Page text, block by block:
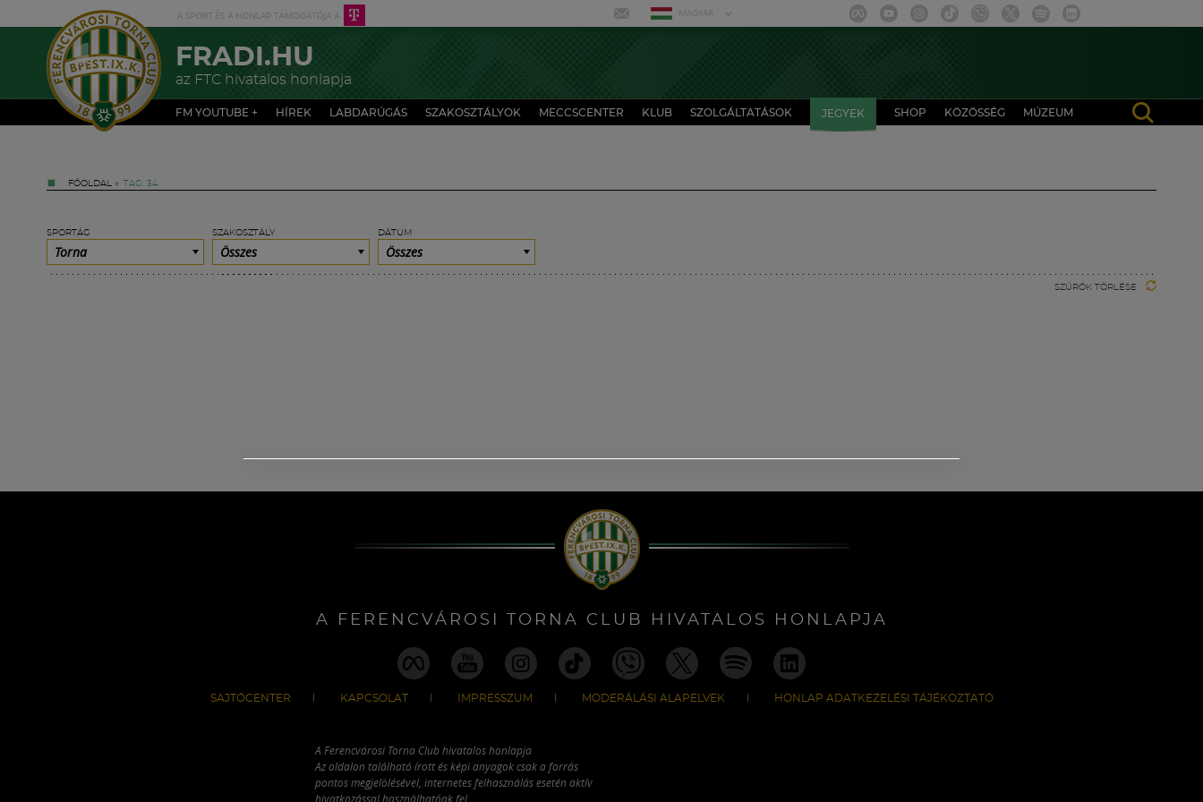
MAGYAR
FRADI.HU
az FTC hivatalos honlapja
FM YOUTUBE + HÍREK LABDARÚGÁS SZAKOSZTÁLYOK MECCSCENTER KLUB SZOLGÁLTATÁSOK JEGYEK SHOP KÖZÖSSÉG MÚZEUM
FŐOLDAL » TAG: 34
SPORTÁG
Torna
SZAKOSZTÁLY
Összes
DÁTUM
Összes
SZŰRŐK TÖRLÉSE
A FERENCVÁROSI TORNA CLUB HIVATALOS HONLAPJA
SAJTÓCENTER KAPCSOLAT IMPRESSZUM MODERÁLÁSI ALAPELVEK HONLAP ADATKEZELÉSI TÁJÉKOZTATÓ
A Ferencvárosi Torna Club hivatalos honlapja
Az oldalon található írott és képi anyagok csak a forrás
pontos megjelölésével, internetes felhasználás esetén aktív
hivatkozással használhatóak fel.